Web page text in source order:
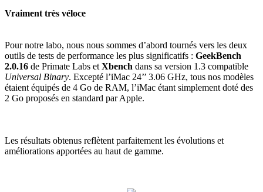
Vraiment très véloce
Pour notre labo, nous nous sommes d’abord tournés vers les deux
outils de tests de performance les plus significatifs : GeekBench
2.0.16 de Primate Labs et Xbench dans sa version 1.3 compatible
Universal Binary. Excepté l’iMac 24’’ 3.06 GHz, tous nos modèles
étaient équipés de 4 Go de RAM, l’iMac étant simplement doté des
2 Go proposés en standard par Apple.
Les résultats obtenus reflètent parfaitement les évolutions et
améliorations apportées au haut de gamme.